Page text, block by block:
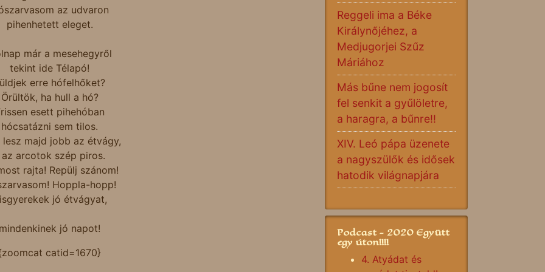
az udvaron
pihenhetett eleget.
már a mesehegyről
tekint ide Télapó!
erre hófelhőket?
Örültök, ha hull a hó?
esett pihehóban
hócsatázni sem tilos.
majd jobb az étvágy,
az arcotok szép piros.
rajta! Repülj szánom!
Hoppla-hopp!
jó étvágyat,
mindenkinek jó napot!
catid=1670}
Reggeli ima a Béke
Királynőjéhez, a
Medjugorjei Szűz
Máriához
Más bűne nem jogosít
fel senkit a gyűlöletre,
a haragra, a bűnre!!
XIV. Leó pápa üzenete
a nagyszülők és idősek
hatodik világnapjára
Podcast - 2020 Együtt
egy úton!!!!
4. Atyádat és